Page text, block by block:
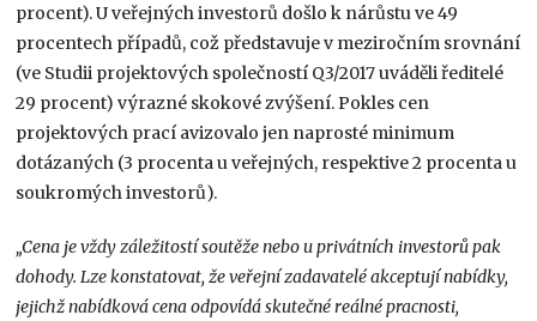
procent). U veřejných investorů došlo k nárůstu ve 49
procentech případů, což představuje v meziročním srovnání
(ve Studii projektových společností Q3/2017 uváděli ředitelé
29 procent) výrazné skokové zvýšení. Pokles cen
projektových prací avizovalo jen naprosté minimum
dotázaných (3 procenta u veřejných, respektive 2 procenta u
soukromých investorů).
„Cena je vždy záležitostí soutěže nebo u privátních investorů pak
dohody. Lze konstatovat, že veřejní zadavatelé akceptují nabídky,
jejichž nabídková cena odpovídá skutečné reálné pracnosti,